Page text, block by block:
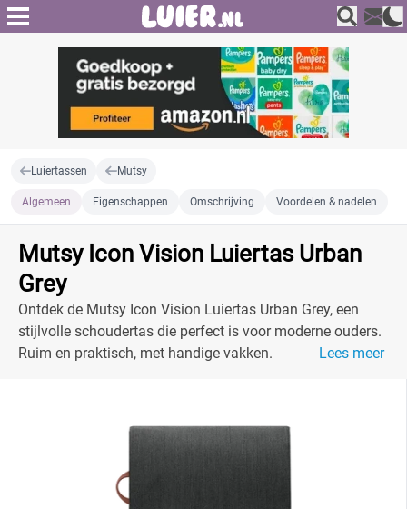
Luiertassen Mutsy
Algemeen Eigenschappen Omschrijving Voordelen & nadelen
Mutsy Icon Vision Luiertas Urban
Grey
Ontdek de Mutsy Icon Vision Luiertas Urban Grey, een
stijlvolle schoudertas die perfect is voor moderne ouders.
Ruim en praktisch, met handige vakken.
Lees meer